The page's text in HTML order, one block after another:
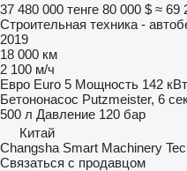
37 480 000 тенге 80 000 $ ≈ 69
Строительная техника -
2019
18 000 км
2 100 м/ч
Евро Euro 5 Мощность 142
Бетононасос Putzmeister, 6
500 л Давление 120 бар
Китай
Changsha Smart Machinery
Связаться с продавцом